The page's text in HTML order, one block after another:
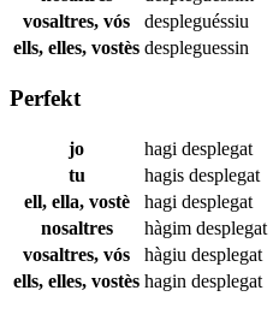
vosaltres, vós
despleguéssiu
ells, elles, vostès despleguessin
Perfekt
jo hagi desplegat
tu
hagis desplegat
ell, ella, vostè
hagi desplegat
nosaltres
hàgim desplegat
vosaltres, vós
hàgiu desplegat
ells, elles, vostès hagin desplegat